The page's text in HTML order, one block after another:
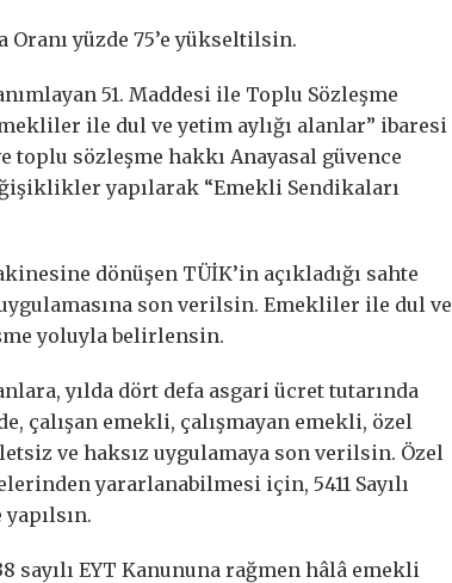
Oranı yüzde 75’e yükseltilsin.
51. Maddesi ile Toplu Sözleşme
ile dul ve yetim aylığı alanlar” ibaresi
sözleşme hakkı Anayasal güvence
yapılarak “Emekli Sendikaları
dönüşen TÜİK’in açıkladığı sahte
son verilsin. Emekliler ile dul ve
yoluyla belirlensin.
yılda dört defa asgari ücret tutarında
çalışan emekli, çalışmayan emekli, özel
ve haksız uygulamaya son verilsin. Özel
yararlanabilmesi için, 5411 Sayılı
sayılı EYT Kanununa rağmen hâlâ emekli